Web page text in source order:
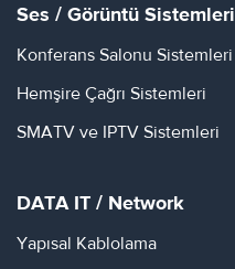
Ses / Görüntü Sistemleri
Konferans Salonu Sistemleri
Hemşire Çağrı Sistemleri
SMATV ve IPTV Sistemleri
DATA IT / Network
Yapısal Kablolama